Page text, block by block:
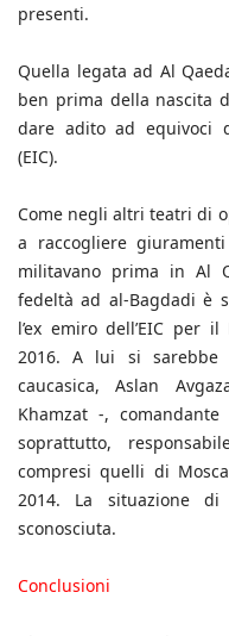
presenti.
Quella legata ad Al
ben prima della nascita
dare adito ad equivoci
(EIC).
Come negli altri teatri di
a raccogliere
militavano prima in Al
fedeltà ad al-Bagdadi è
l’ex emiro dell’EIC per
2016. A lui si
caucasica, Aslan
Khamzat -,
soprattutto,
compresi quelli di
2014. La situazione
sconosciuta.
Conclusioni